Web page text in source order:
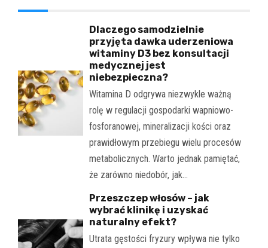
Dlaczego samodzielnie
przyjęta dawka uderzeniowa
witaminy D3 bez konsultacji
medycznej jest
niebezpieczna?
Witamina D odgrywa niezwykle ważną
rolę w regulacji gospodarki wapniowo-
fosforanowej, mineralizacji kości oraz
prawidłowym przebiegu wielu procesów
metabolicznych. Warto jednak pamiętać,
że zarówno niedobór, jak…
Przeszczep włosów – jak
wybrać klinikę i uzyskać
naturalny efekt?
Utrata gęstości fryzury wpływa nie tylko